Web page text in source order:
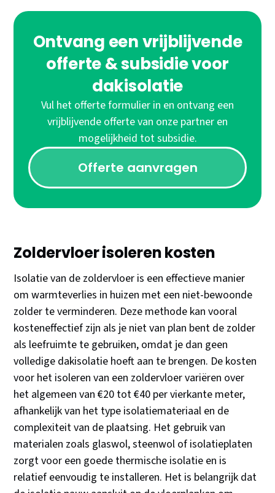
Ontvang een vrijblijvende
offerte & subsidie voor
dakisolatie
Vul het offerte formulier in en ontvang een
vrijblijvende offerte van onze partner en
mogelijkheid tot subsidie.
Offerte aanvragen
Zoldervloer isoleren kosten
Isolatie van de zoldervloer is een effectieve manier
om warmteverlies in huizen met een niet-bewoonde
zolder te verminderen. Deze methode kan vooral
kosteneffectief zijn als je niet van plan bent de zolder
als leefruimte te gebruiken, omdat je dan geen
volledige dakisolatie hoeft aan te brengen. De kosten
voor het isoleren van een zoldervloer variëren over
het algemeen van €20 tot €40 per vierkante meter,
afhankelijk van het type isolatiemateriaal en de
complexiteit van de plaatsing. Het gebruik van
materialen zoals glaswol, steenwol of isolatieplaten
zorgt voor een goede thermische isolatie en is
relatief eenvoudig te installeren. Het is belangrijk dat